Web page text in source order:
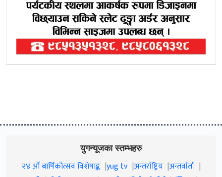
युगन्यूजका स्तम्भहरु
२४ औं बार्षिकोत्सव विशेषाङ्क yug tv अन्तर्राष्ट्रिय अन्तर्वार्ता